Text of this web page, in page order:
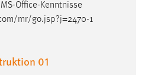
Office-Kenntnisse
mr/go.jsp?j=2470-1
01